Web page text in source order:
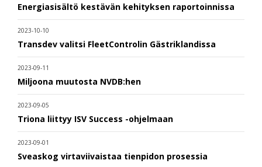
Energiasisältö kestävän kehityksen raportoinnissa
2023-10-10
Transdev valitsi FleetControlin Gästriklandissa
2023-09-11
Miljoona muutosta NVDB:hen
2023-09-05
Triona liittyy ISV Success -ohjelmaan
2023-09-01
Sveaskog virtaviivaistaa tienpidon prosessia